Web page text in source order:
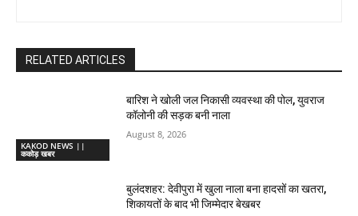
RELATED ARTICLES
KAKOD NEWS ||
ककोड़ खबर
बारिश ने खोली जल निकासी व्यवस्था की पोल, युवराज
कॉलोनी की सड़क बनी नाला
August 8, 2026
बुलंदशहर: देवीपुरा में खुला नाला बना हादसों का खतरा,
शिकायतों के बाद भी जिम्मेदार बेखबर